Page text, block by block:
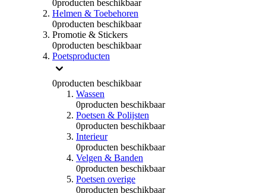
0producten beschikbaar
Helmen & Toebehoren
0producten beschikbaar
Promotie & Stickers
0producten beschikbaar
Poetsproducten
0producten beschikbaar
Wassen
0producten beschikbaar
Poetsen & Polijsten
0producten beschikbaar
Interieur
0producten beschikbaar
Velgen & Banden
0producten beschikbaar
Poetsen overige
0producten beschikbaar